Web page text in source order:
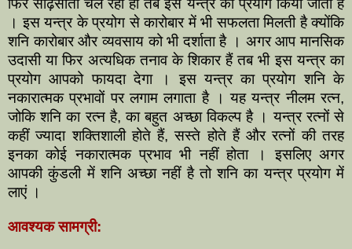
। इस यन्त्र के प्रयोग से कारोबार में भी सफलता मिलती है क्योंकि
शनि कारोबार और व्यवसाय को भी दर्शाता है । अगर आप मानसिक
उदासी या फिर अत्यधिक तनाव के शिकार हैं तब भी इस यन्त्र का
प्रयोग आपको फायदा देगा । इस यन्त्र का प्रयोग शनि के
नकारात्मक प्रभावों पर लगाम लगाता है । यह यन्त्र नीलम रत्न,
जोकि शनि का रत्न है, का बहुत अच्छा विकल्प है । यन्त्र रत्नों से
कहीं ज्यादा शक्तिशाली होते हैं, सस्ते होते हैं और रत्नों की तरह
इनका कोई नकारात्मक प्रभाव भी नहीं होता । इसलिए अगर
आपकी कुंडली में शनि अच्छा नहीं है तो शनि का यन्त्र प्रयोग में
लाएं ।
आवश्यक सामग्री: